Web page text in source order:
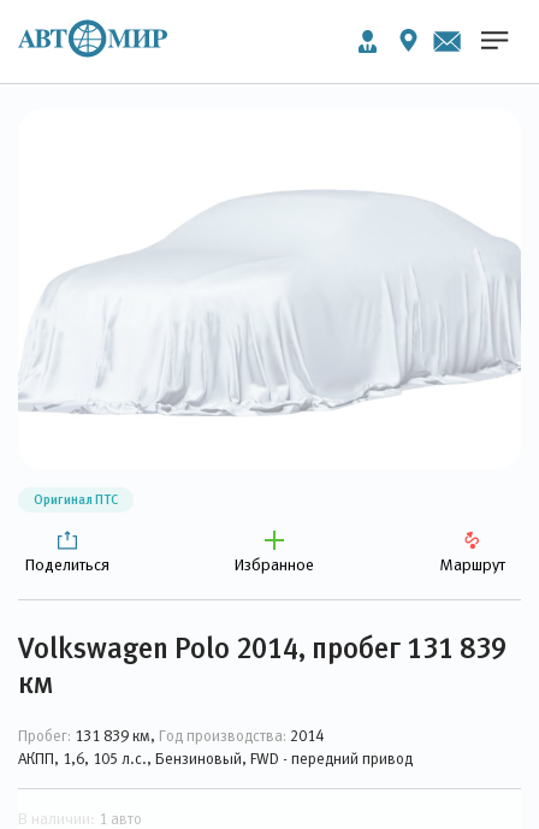
Оригинал ПТС
Поделиться Избранное Маршрут
Volkswagen Polo 2014, пробег 131 839
км
Пробег: 131 839 км, Год производства: 2014
АКПП, 1,6, 105 л.с., Бензиновый, FWD - передний привод
В наличии: 1 авто